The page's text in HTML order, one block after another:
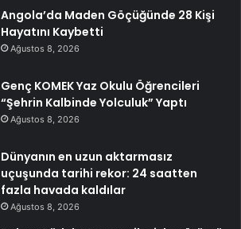
Angola’da Maden Göçüğünde 28 Kişi
Hayatını Kaybetti
Ağustos 8, 2026
Genç KOMEK Yaz Okulu Öğrencileri
“Şehrin Kalbinde Yolculuk” Yaptı
Ağustos 8, 2026
Dünyanın en uzun aktarmasız
uçuşunda tarihi rekor: 24 saatten
fazla havada kaldılar
Ağustos 8, 2026